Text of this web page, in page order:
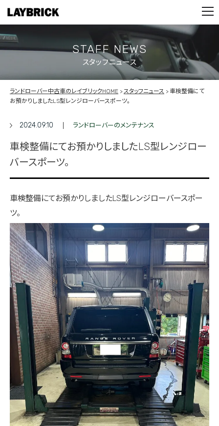
PARTS
CONTACT
PRIVACY POLICY
STAFF NEWS
スタッフニュース
ランドローバー中古車のレイブリックHOME スタッフニュース
車検整備にて
お預かりしましたLS型レンジローバースポーツ。
2024.09.10 ランドローバーのメンテナンス
車検整備にてお預かりしましたLS型レンジロー
バースポーツ。
車検整備にてお預かりしましたLS型レンジローバースポー
ツ。